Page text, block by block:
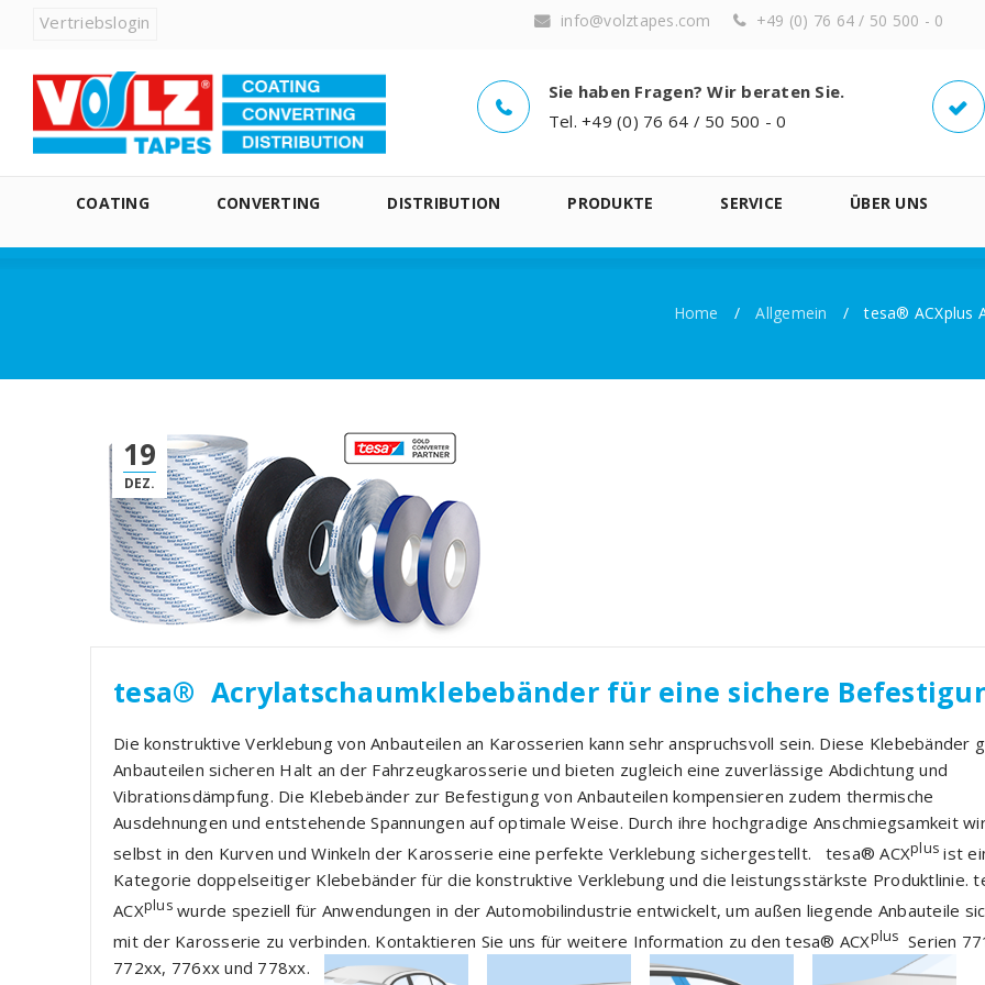
Vertriebslogin info@volztapes.com +49 (0) 76 64 / 50 500 - 0
Sie haben Fragen? Wir beraten Sie.
Tel. +49 (0) 76 64 / 50 500 - 0
COATING CONVERTING DISTRIBUTION PRODUKTE SERVICE ÜBER UNS
Home / Allgemein / tesa® ACXplus
19
DEZ.
tesa® Acrylatschaumklebebänder für eine sichere
Die konstruktive Verklebung von Anbauteilen an Karosserien kann sehr anspruchsvoll sein. Diese Klebebänder
Anbauteilen sicheren Halt an der Fahrzeugkarosserie und bieten zugleich eine zuverlässige Abdichtung und
Vibrationsdämpfung. Die Klebebänder zur Befestigung von Anbauteilen kompensieren zudem thermische
Ausdehnungen und entstehende Spannungen auf optimale Weise. Durch ihre hochgradige Anschmiegsamkeit
selbst in den Kurven und Winkeln der Karosserie eine perfekte Verklebung sichergestellt. tesa® ACXplus ist
Kategorie doppelseitiger Klebebänder für die konstruktive Verklebung und die leistungsstärkste Produktlinie.
ACXpluswurde speziell für Anwendungen in der Automobilindustrie entwickelt, um außen liegende Anbauteile
mit der Karosserie zu verbinden. Kontaktieren Sie uns für weitere Information zu den tesa® ACXplus Serien
772xx, 776xx und 778xx.
Mounting Tape
Mounting Tape tesa®
9. Dezember 2025
15. Juli 2026
VOLZ® TAPES
für den Herbst
VOLZ® TAPES